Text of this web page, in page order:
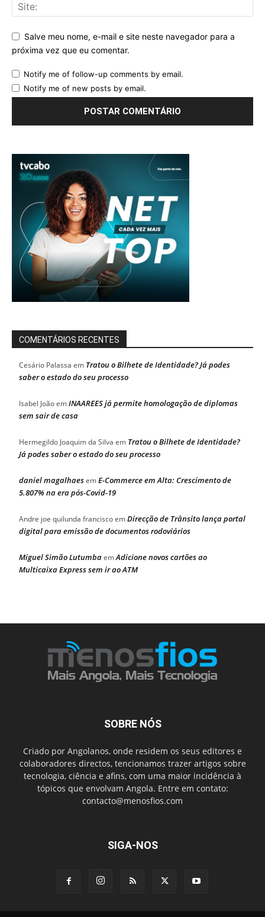
Salve meu nome, e-mail e site neste navegador para a
próxima vez que eu comentar.
Notify me of follow-up comments by email.
Notify me of new posts by email.
COMENTÁRIOS RECENTES
Cesário Palassa em Tratou o Bilhete de Identidade? Já podes
saber o estado do seu processo
Isabel JoãoemINAAREES já permite homologação de diplomas
sem sair de casa
Hermegildo Joaquim da Silva em Tratou o Bilhete de Identidade?
Já podes saber o estado do seu processo
daniel magalhaesemE-Commerce em Alta: Crescimento de
5.807% na era pós-Covid-19
Andre joe quilunda franciscoemDirecção de Trânsito lança portal
digital para emissão de documentos rodoviários
Miguel Simão LutumbaemAdicione novos cartões ao
Multicaixa Express sem ir ao ATM
SOBRE NÓS
Criado por Angolanos, onde residem os seus editores e
colaboradores directos, tencionamos trazer artigos sobre
tecnologia, ciência e afins, com uma maior incidência à
tópicos que envolvam Angola. Entre em contato:
contacto@menosfios.com
SIGA-NOS